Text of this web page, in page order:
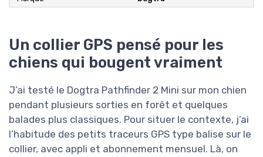
Un collier GPS pensé pour les
chiens qui bougent vraiment
J’ai testé le Dogtra Pathfinder 2 Mini sur mon chien
pendant plusieurs sorties en forêt et quelques
balades plus classiques. Pour situer le contexte, j’ai
l’habitude des petits traceurs GPS type balise sur le
collier, avec appli et abonnement mensuel. Là, on